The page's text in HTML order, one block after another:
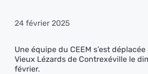
24 février 2025
Une équipe du CEEM s’est déplacée
Vieux Lézards de Contrexéville le
février.